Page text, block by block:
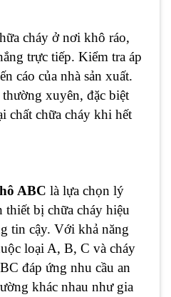
cháy ở nơi khô ráo,
trực tiếp. Kiểm tra áp
cáo của nhà sản xuất.
xuyên, đặc biệt
chất chữa cháy khi hết
ABC là lựa chọn lý
bị chữa cháy hiệu
tin cậy. Với khả năng
loại A, B, C và cháy
đáp ứng nhu cầu an
khác nhau như gia